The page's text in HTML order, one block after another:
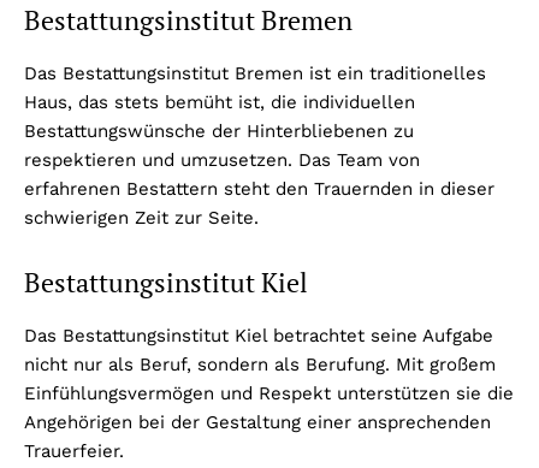
Bestattungsinstitut Bremen
Das Bestattungsinstitut Bremen ist ein traditionelles
Haus, das stets bemüht ist, die individuellen
Bestattungswünsche der Hinterbliebenen zu
respektieren und umzusetzen. Das Team von
erfahrenen Bestattern steht den Trauernden in dieser
schwierigen Zeit zur Seite.
Bestattungsinstitut Kiel
Das Bestattungsinstitut Kiel betrachtet seine Aufgabe
nicht nur als Beruf, sondern als Berufung. Mit großem
Einfühlungsvermögen und Respekt unterstützen sie die
Angehörigen bei der Gestaltung einer ansprechenden
Trauerfeier.